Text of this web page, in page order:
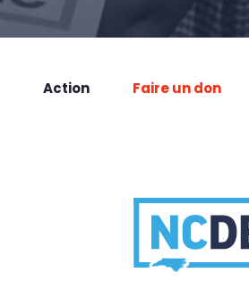
Action Faire un don